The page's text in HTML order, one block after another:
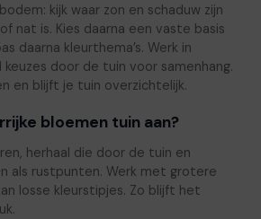
kijk waar zon en schaduw zijn
nat is. Kies daarna een vaste basis
daarna kleurthema’s. Werk in
keuzes door de tuin voor samenhang.
en blijft je tuin overzichtelijk.
bloemen tuin aan?
herhaal die door de tuin en
als rustpunten. Werk met grotere
losse kleurstipjes. Zo blijft het